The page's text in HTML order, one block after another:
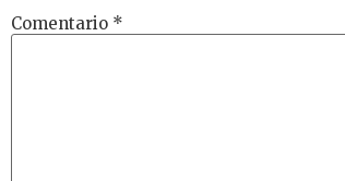
Comentario *